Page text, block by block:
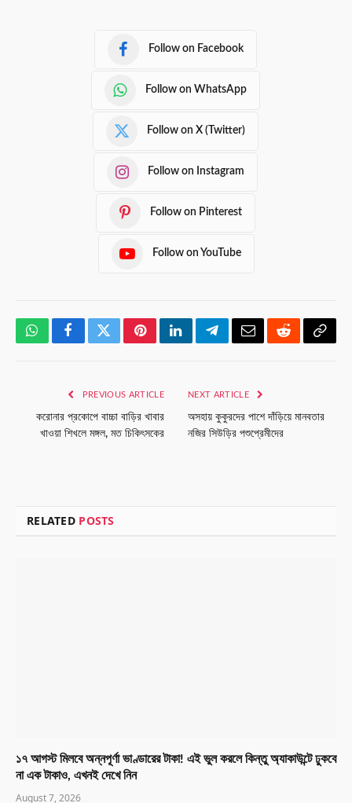
Follow on Facebook
Follow on WhatsApp
Follow on X (Twitter)
Follow on Instagram
Follow on Pinterest
Follow on YouTube
WhatsAppFacebookTwitterPinterestLinkedInTelegramEmailRedditCopy
PREVIOUS ARTICLE
করোনার প্রকোপে বাচ্চা বাড়ির খাবার
খাওয়া শিখলে মঙ্গল, মত চিকিৎসকের
NEXT ARTICLE
অসহায় কুকুরদের পাশে দাঁড়িয়ে মানবতার
নজির সিউড়ির পশুপ্রেমীদের
RELATED POSTS
১৭ আগস্ট মিলবে অন্নপূর্ণা ভাণ্ডারের টাকা! এই ভুল করলে কিন্তু অ্যাকাউন্টে ঢুকবে
না এক টাকাও, এখনই দেখে নিন
August 7, 2026